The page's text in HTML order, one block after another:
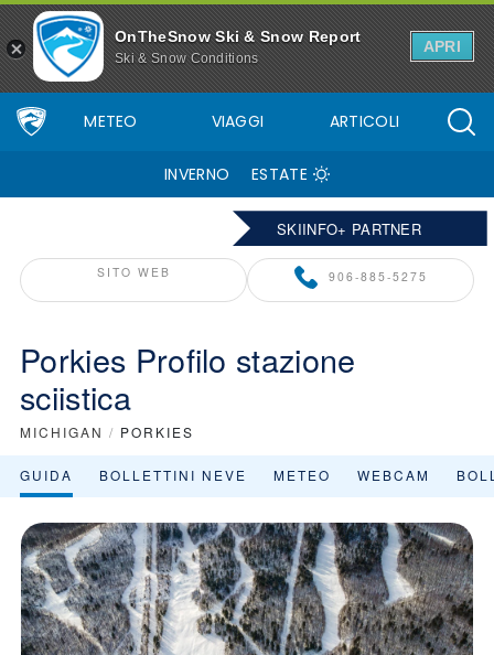
OnTheSnow Ski & Snow Report
Ski & Snow Conditions
APRI
METEO VIAGGI ARTICOLI
INVERNO ESTATE
SKIINFO+ PARTNER
SITO WEB 906-885-5275
Porkies Profilo stazione
sciistica
MICHIGAN / PORKIES
GUIDA BOLLETTINI NEVE METEO WEBCAM